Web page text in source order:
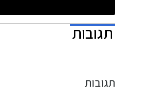
תגובות
תגובות